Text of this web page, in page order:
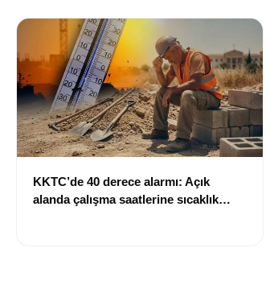
KKTC’de 40 derece alarmı: Açık
alanda çalışma saatlerine sıcaklık